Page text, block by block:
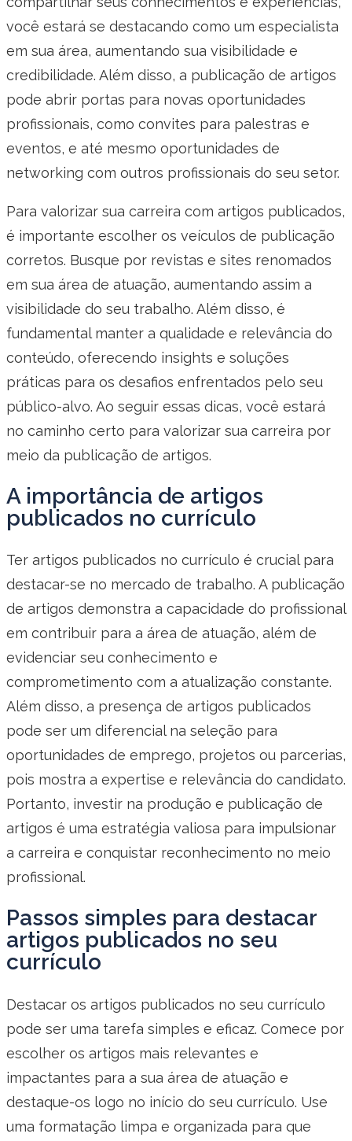
você estará se destacando como um especialista
em sua área, aumentando sua visibilidade e
credibilidade. Além disso, a publicação de artigos
pode abrir portas para novas oportunidades
profissionais, como convites para palestras e
eventos, e até mesmo oportunidades de
networking com outros profissionais do seu setor.
Para valorizar sua carreira com artigos publicados,
é importante escolher os veículos de publicação
corretos. Busque por revistas e sites renomados
em sua área de atuação, aumentando assim a
visibilidade do seu trabalho. Além disso, é
fundamental manter a qualidade e relevância do
conteúdo, oferecendo insights e soluções
práticas para os desafios enfrentados pelo seu
público-alvo. Ao seguir essas dicas, você estará
no caminho certo para valorizar sua carreira por
meio da publicação de artigos.
A importância de artigos
publicados no currículo
Ter artigos publicados no currículo é crucial para
destacar-se no mercado de trabalho. A publicação
de artigos demonstra a capacidade do profissional
em contribuir para a área de atuação, além de
evidenciar seu conhecimento e
comprometimento com a atualização constante.
Além disso, a presença de artigos publicados
pode ser um diferencial na seleção para
oportunidades de emprego, projetos ou parcerias,
pois mostra a expertise e relevância do candidato.
Portanto, investir na produção e publicação de
artigos é uma estratégia valiosa para impulsionar
a carreira e conquistar reconhecimento no meio
profissional.
Passos simples para destacar
artigos publicados no seu
currículo
Destacar os artigos publicados no seu currículo
pode ser uma tarefa simples e eficaz. Comece por
escolher os artigos mais relevantes e
impactantes para a sua área de atuação e
destaque-os logo no início do seu currículo. Use
uma formatação limpa e organizada para que